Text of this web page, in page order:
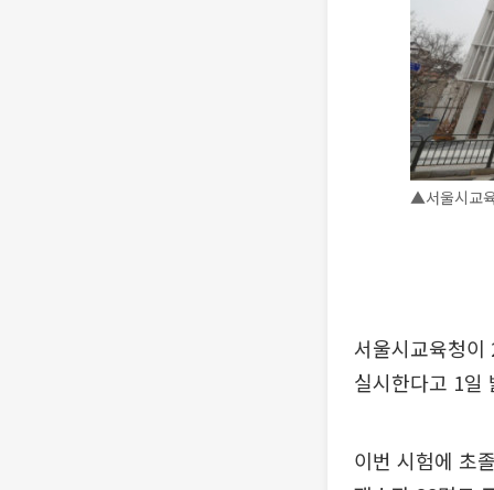
▲서울시교
서울시교육청이
실시한다고 1일
이번 시험에 초